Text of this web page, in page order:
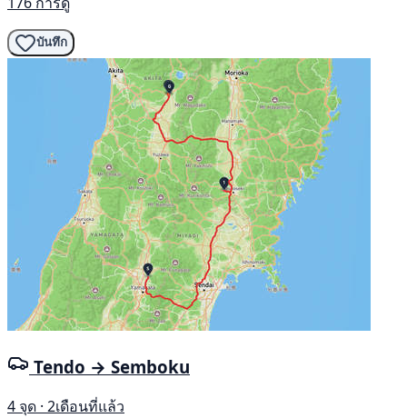
บันทึก
Tendo → Semboku
4 จุด · 2เดือนที่แล้ว